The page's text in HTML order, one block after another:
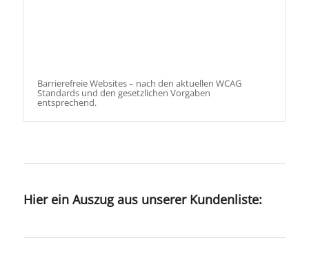
Barrierefreie Websites – nach den aktuellen WCAG
Standards und den gesetzlichen Vorgaben
entsprechend.
Hier ein Auszug aus unserer Kundenliste: